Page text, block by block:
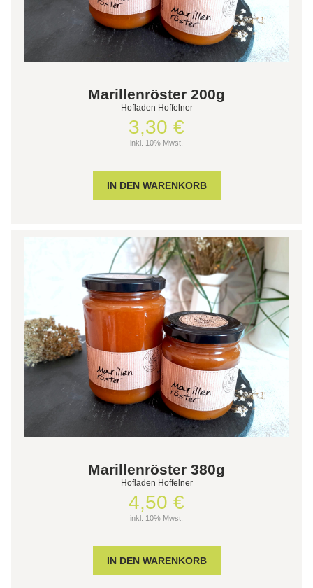
Marillenröster 200g
Hofladen Hoffelner
3,30 €
inkl. 10% Mwst.
Marillenröster 380g
Hofladen Hoffelner
4,50 €
inkl. 10% Mwst.